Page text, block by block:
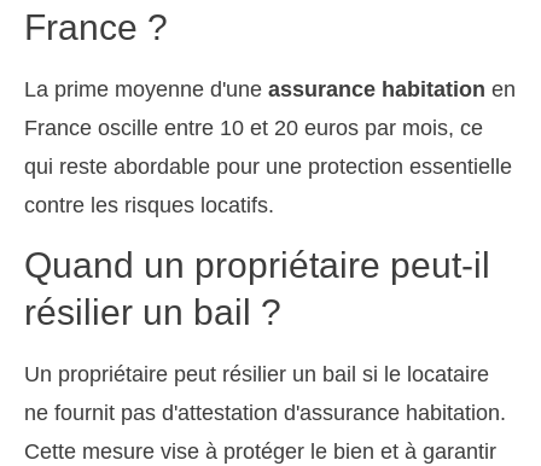
France ?
La prime moyenne d'une assurance habitation en
France oscille entre 10 et 20 euros par mois, ce
qui reste abordable pour une protection essentielle
contre les risques locatifs.
Quand un propriétaire peut-il
résilier un bail ?
Un propriétaire peut résilier un bail si le locataire
ne fournit pas d'attestation d'assurance habitation.
Cette mesure vise à protéger le bien et à garantir